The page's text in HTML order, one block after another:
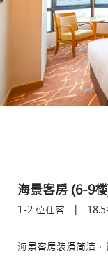
海景客房 (6-9
1-2 位住客
海景客房装潢简洁